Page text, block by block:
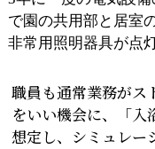
で園の共用部と居室
非常用照明器具が点
職員も通常業務がス
をいい機会に、「入
想定し、シミュレー